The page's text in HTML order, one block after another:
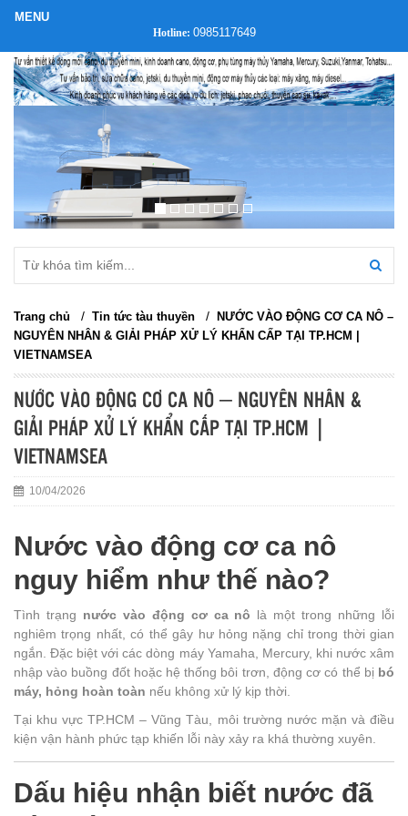
Hotline: 0985117649
Trang chủ / Tin tức tàu thuyền /
NƯỚC VÀO ĐỘNG CƠ CA NÔ –
NGUYÊN NHÂN & GIẢI PHÁP XỬ LÝ KHẨN CẤP TẠI TP.HCM |
VIETNAMSEA
NƯỚC VÀO ĐỘNG CƠ CA NÔ – NGUYÊN NHÂN &
GIẢI PHÁP XỬ LÝ KHẨN CẤP TẠI TP.HCM |
VIETNAMSEA
10/04/2026
Nước vào động cơ ca nô
nguy hiểm như thế nào?
Tình trạng nước vào động cơ ca nô là một trong những lỗi
nghiêm trọng nhất, có thể gây hư hỏng nặng chỉ trong thời gian
ngắn. Đặc biệt với các dòng máy Yamaha, Mercury, khi nước xâm
nhập vào buồng đốt hoặc hệ thống bôi trơn, động cơ có thể bị bó
máy, hỏng hoàn toàn nếu không xử lý kịp thời.
Tại khu vực TP.HCM – Vũng Tàu, môi trường nước mặn và điều
kiện vận hành phức tạp khiến lỗi này xảy ra khá thường xuyên.
Dấu hiệu nhận biết nước đã